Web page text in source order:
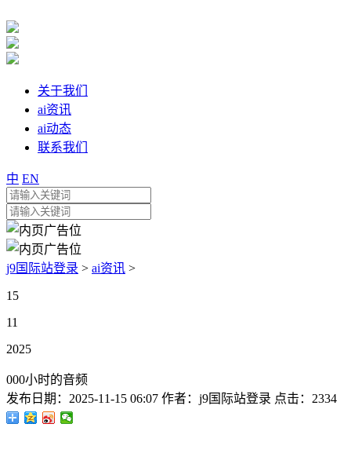
关于我们
ai资讯
ai动态
联系我们
中 EN
j9国际站登录 > ai资讯 >
15
11
2025
000小时的音频
发布日期： 2025-11-15 06:07 作者： j9国际站登录 点击： 2334